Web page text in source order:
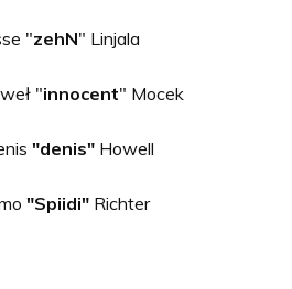
"zehN" Linjala
"innocent" Mocek
"denis" Howell
"Spiidi" Richter